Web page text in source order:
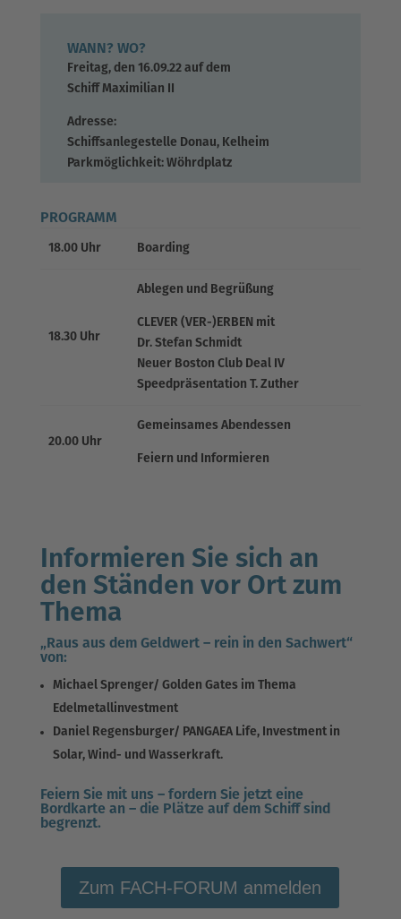
WANN? WO?
Freitag, den 16.09.22 auf dem
Schiff Maximilian II
Adresse:
Schiffsanlegestelle Donau, Kelheim
Parkmöglichkeit: Wöhrdplatz
PROGRAMM
18.00 Uhr Boarding
18.30 Uhr
Ablegen und Begrüßung
CLEVER (VER-)ERBEN mit
Dr. Stefan Schmidt
Neuer Boston Club Deal IV
Speedpräsentation T. Zuther
20.00 Uhr
Gemeinsames Abendessen
Feiern und Informieren
Informieren Sie sich an
den Ständen vor Ort zum
Thema
„Raus aus dem Geldwert – rein in den Sachwert“
von:
Michael Sprenger/ Golden Gates im Thema
Edelmetallinvestment
Daniel Regensburger/ PANGAEA Life, Investment in
Solar, Wind- und Wasserkraft.
Feiern Sie mit uns – fordern Sie jetzt eine
Bordkarte an – die Plätze auf dem Schiff sind
begrenzt.
Zum FACH-FORUM anmelden